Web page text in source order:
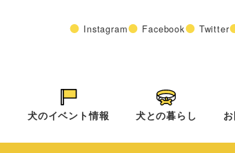
Instagram Facebook Twitter
犬のイベント情報 犬との暮らし